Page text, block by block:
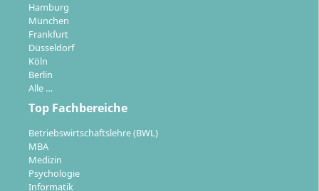
Hamburg
München
Frankfurt
Düsseldorf
Köln
Berlin
Alle …
Top Fachbereiche
Betriebswirtschaftslehre (BWL)
MBA
Medizin
Psychologie
Informatik